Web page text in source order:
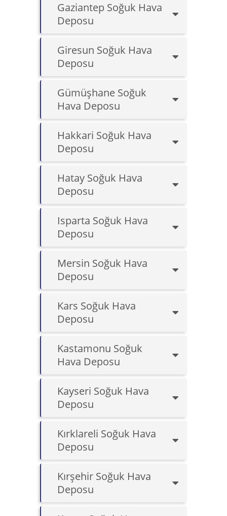
Gaziantep Soğuk Hava
Deposu
Giresun Soğuk Hava
Deposu
Gümüşhane Soğuk
Hava Deposu
Hakkari Soğuk Hava
Deposu
Hatay Soğuk Hava
Deposu
Isparta Soğuk Hava
Deposu
Mersin Soğuk Hava
Deposu
Kars Soğuk Hava
Deposu
Kastamonu Soğuk
Hava Deposu
Kayseri Soğuk Hava
Deposu
Kırklareli Soğuk Hava
Deposu
Kırşehir Soğuk Hava
Deposu